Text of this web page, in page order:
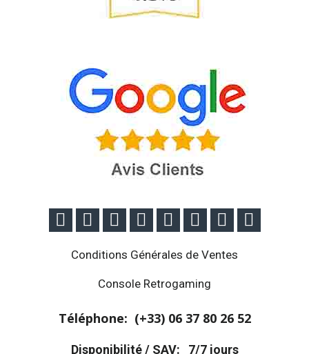
       
Conditions Générales de Ventes
Console Retrogaming
Téléphone: (+33) 06 37 80 26 52
Disponibilité / SAV: 7/7 jours